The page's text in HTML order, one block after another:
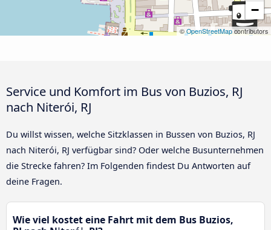
−
©OpenStreetMapcontributors
Service und Komfort im Bus von Buzios, RJ
nach Niterói, RJ
Du willst wissen, welche Sitzklassen in Bussen von Buzios, RJ
nach Niterói, RJ verfügbar sind? Oder welche Busunternehmen
die Strecke fahren? Im Folgenden findest Du Antworten auf
deine Fragen.
Wie viel kostet eine Fahrt mit dem Bus Buzios,